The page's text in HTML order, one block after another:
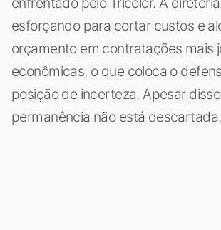
esforçando para cortar custos e
orçamento em contratações mais
econômicas, o que coloca o
posição de incerteza. Apesar
permanência não está descartada.